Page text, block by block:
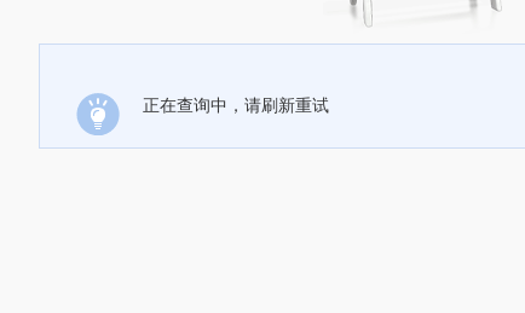
正在查询中，请刷新重试